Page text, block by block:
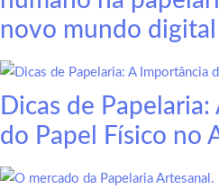
novo mundo digital
Dicas de
do Papel Físico no